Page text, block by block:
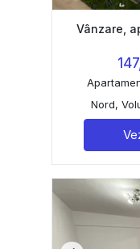
Vânzare,
Nord,